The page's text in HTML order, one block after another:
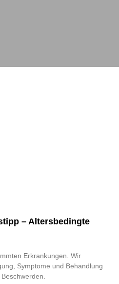
– Altersbedingte
Erkrankungen. Wir
Symptome und Behandlung